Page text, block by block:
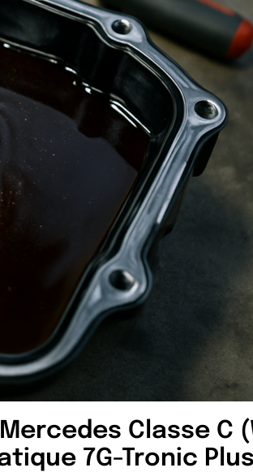
Classe C
7G-Tronic Plus